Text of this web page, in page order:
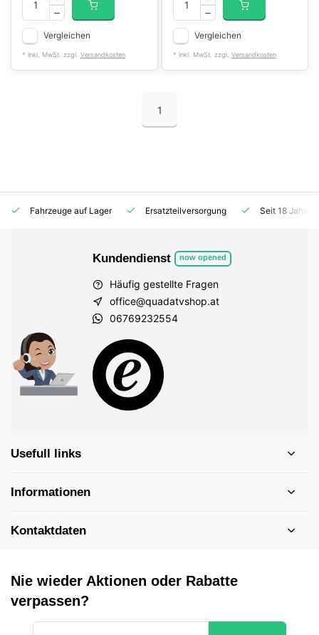
Vergleichen
* Inkl. MwSt. zzgl. Versandkosten
Vergleichen
* Inkl. MwSt. zzgl. Versandkosten
1
Fahrzeuge auf Lager Ersatzteilversorgung Seit 18
Kundendienst now opened
Häufig gestellte Fragen
office@quadatvshop.at
06769232554
Usefull links
Informationen
Kontaktdaten
Nie wieder Aktionen oder Rabatte
verpassen?